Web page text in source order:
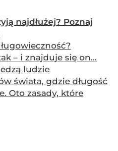
najdłużej? Poznaj
– i znajduje się on...
ludzie
świata, gdzie długość
Oto zasady, które